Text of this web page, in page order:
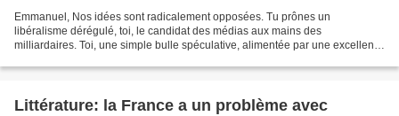
Emmanuel, Nos idées sont radicalement opposées. Tu prônes un
libéralisme dérégulé, toi, le candidat des médias aux mains des
milliardaires. Toi, une simple bulle spéculative, alimentée par une excellente
Littérature: la France a un problème avec